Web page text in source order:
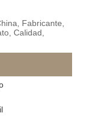
Fabricante,
Calidad,